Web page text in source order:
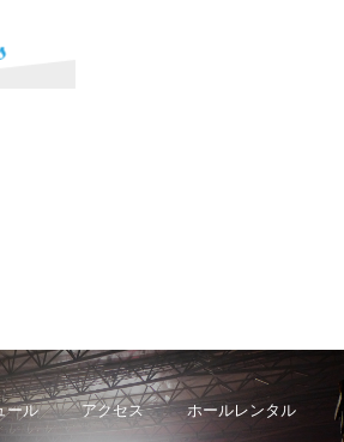
ール アクセス ホールレンタル